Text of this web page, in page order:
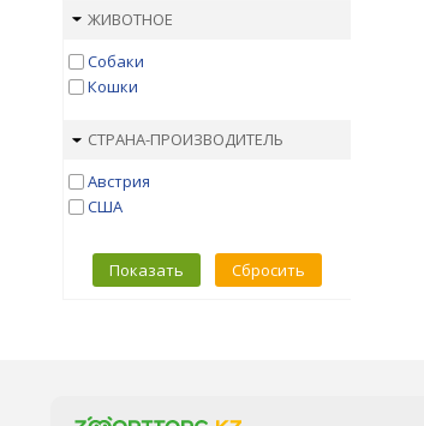
ЖИВОТНОЕ
Собаки
Кошки
СТРАНА-ПРОИЗВОДИТЕЛЬ
Австрия
США
Показать Сбросить